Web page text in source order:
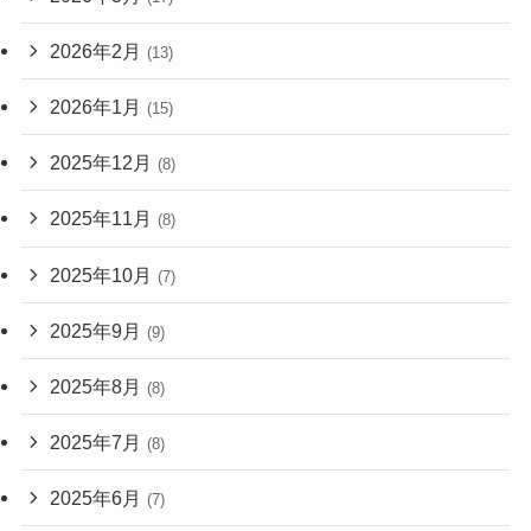
2026年2月 (13)
2026年1月 (15)
2025年12月 (8)
2025年11月 (8)
2025年10月 (7)
2025年9月 (9)
2025年8月 (8)
2025年7月 (8)
2025年6月 (7)